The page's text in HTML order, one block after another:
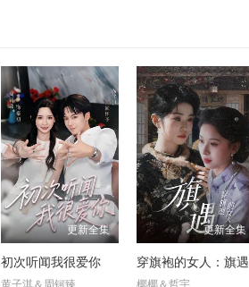
更新全集
初次听闻我很爱你
更新全集
穿旗袍的女人：旗遇